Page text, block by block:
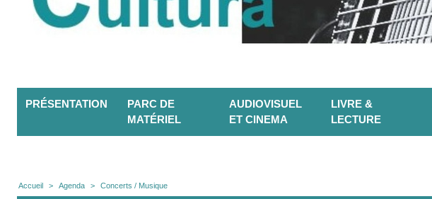
PRÉSENTATION
PARC DE
MATÉRIEL
AUDIOVISUEL
ET CINEMA
LIVRE &
LECTURE
Accueil > Agenda > Concerts / Musique